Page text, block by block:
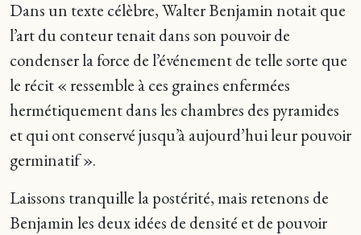
Dans un texte célèbre, Walter Benjamin notait que
l’art du conteur tenait dans son pouvoir de
condenser la force de l’événement de telle sorte que
le récit « ressemble à ces graines enfermées
hermétiquement dans les chambres des pyramides
et qui ont conservé jusqu’à aujourd’hui leur pouvoir
germinatif ».
Laissons tranquille la postérité, mais retenons de
Benjamin les deux idées de densité et de pouvoir